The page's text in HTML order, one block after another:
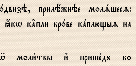
прилёжнэе молsшесz:
ћкw к†пли кр0ве кaплющыz на
моли1твы и3 пришeдъ ко